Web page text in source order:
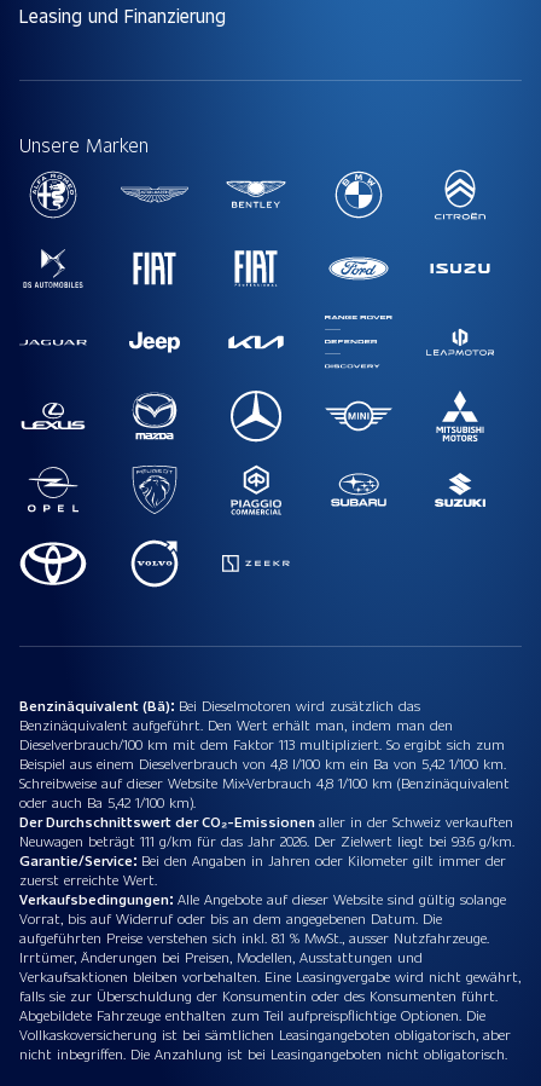
Leasing und Finanzierung
Unsere Marken
Benzinäquivalent (Bä): Bei Dieselmotoren wird zusätzlich das
Benzinäquivalent aufgeführt. Den Wert erhält man, indem man den
Dieselverbrauch/100 km mit dem Faktor 113 multipliziert. So ergibt sich zum
Beispiel aus einem Dieselverbrauch von 4,8 l/100 km ein Ba von 5,42 1/100 km.
Schreibweise auf dieser Website Mix-Verbrauch 4,8 1/100 km (Benzinäquivalent
oder auch Ba 5,42 1/100 km).
Der Durchschnittswert der CO₂-Emissionenaller in der Schweiz verkauften
Neuwagen beträgt 111 g/km für das Jahr 2026. Der Zielwert liegt bei 93.6 g/km.
Garantie/Service: Bei den Angaben in Jahren oder Kilometer gilt immer der
zuerst erreichte Wert.
Verkaufsbedingungen: Alle Angebote auf dieser Website sind gültig solange
Vorrat, bis auf Widerruf oder bis an dem angegebenen Datum. Die
aufgeführten Preise verstehen sich inkl. 8.1 % MwSt., ausser Nutzfahrzeuge.
Irrtümer, Änderungen bei Preisen, Modellen, Ausstattungen und
Verkaufsaktionen bleiben vorbehalten. Eine Leasingvergabe wird nicht gewährt,
falls sie zur Überschuldung der Konsumentin oder des Konsumenten führt.
Abgebildete Fahrzeuge enthalten zum Teil aufpreispflichtige Optionen. Die
Vollkaskoversicherung ist bei sämtlichen Leasingangeboten obligatorisch, aber
nicht inbegriffen. Die Anzahlung ist bei Leasingangeboten nicht obligatorisch.